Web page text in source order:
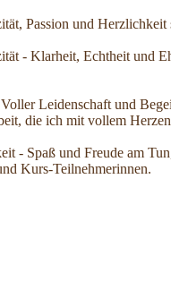
Passion und
- Klarheit, Echtheit und
Leidenschaft und
die ich mit vollem Herzen
- Spaß und Freude am
Kurs-Teilnehmerinnen.